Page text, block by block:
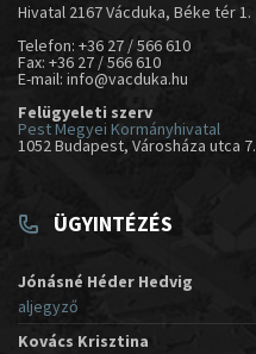
Hivatal 2167 Vácduka, Béke tér 1.
Telefon: +36 27 / 566 610
Fax: +36 27 / 566 610
E-mail: info@vacduka.hu
Felügyeleti szerv
Pest Megyei Kormányhivatal
1052 Budapest, Városháza utca 7.
ÜGYINTÉZÉS
Jónásné Héder Hedvig
aljegyző
Kovács Krisztina